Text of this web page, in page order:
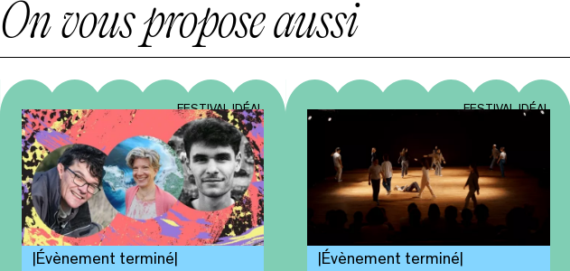
On vous propose aussi
FESTIVAL IDÉAL
Évènement terminé
FESTIVAL IDÉAL
Évènement terminé